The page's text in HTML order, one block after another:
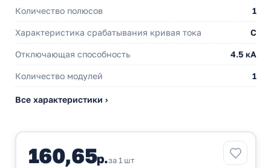
Количество полюсов 1
Характеристика срабатывания кривая тока C
Отключающая способность 4.5 кА
Количество модулей 1
Все характеристики ›
160,65р.за 1 шт